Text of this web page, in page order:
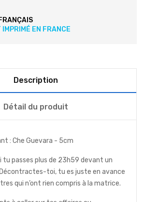
IMPRIMÉ EN FRANCE
Description
Détail du produit
: Che Guevara - 5cm
tu passes plus de 23h59 devant un
toi, tu es juste en avance
qui n’ont rien compris à la matrice.